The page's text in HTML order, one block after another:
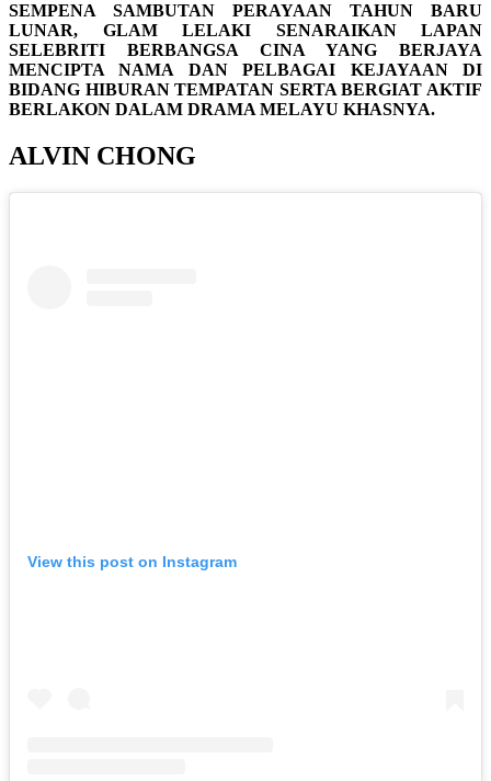
SEMPENA SAMBUTAN PERAYAAN TAHUN BARU
LUNAR, GLAM LELAKI SENARAIKAN LAPAN
SELEBRITI BERBANGSA CINA YANG BERJAYA
MENCIPTA NAMA DAN PELBAGAI KEJAYAAN DI
BIDANG HIBURAN TEMPATAN SERTA BERGIAT AKTIF
BERLAKON DALAM DRAMA MELAYU KHASNYA.
ALVIN CHONG
View this post on Instagram